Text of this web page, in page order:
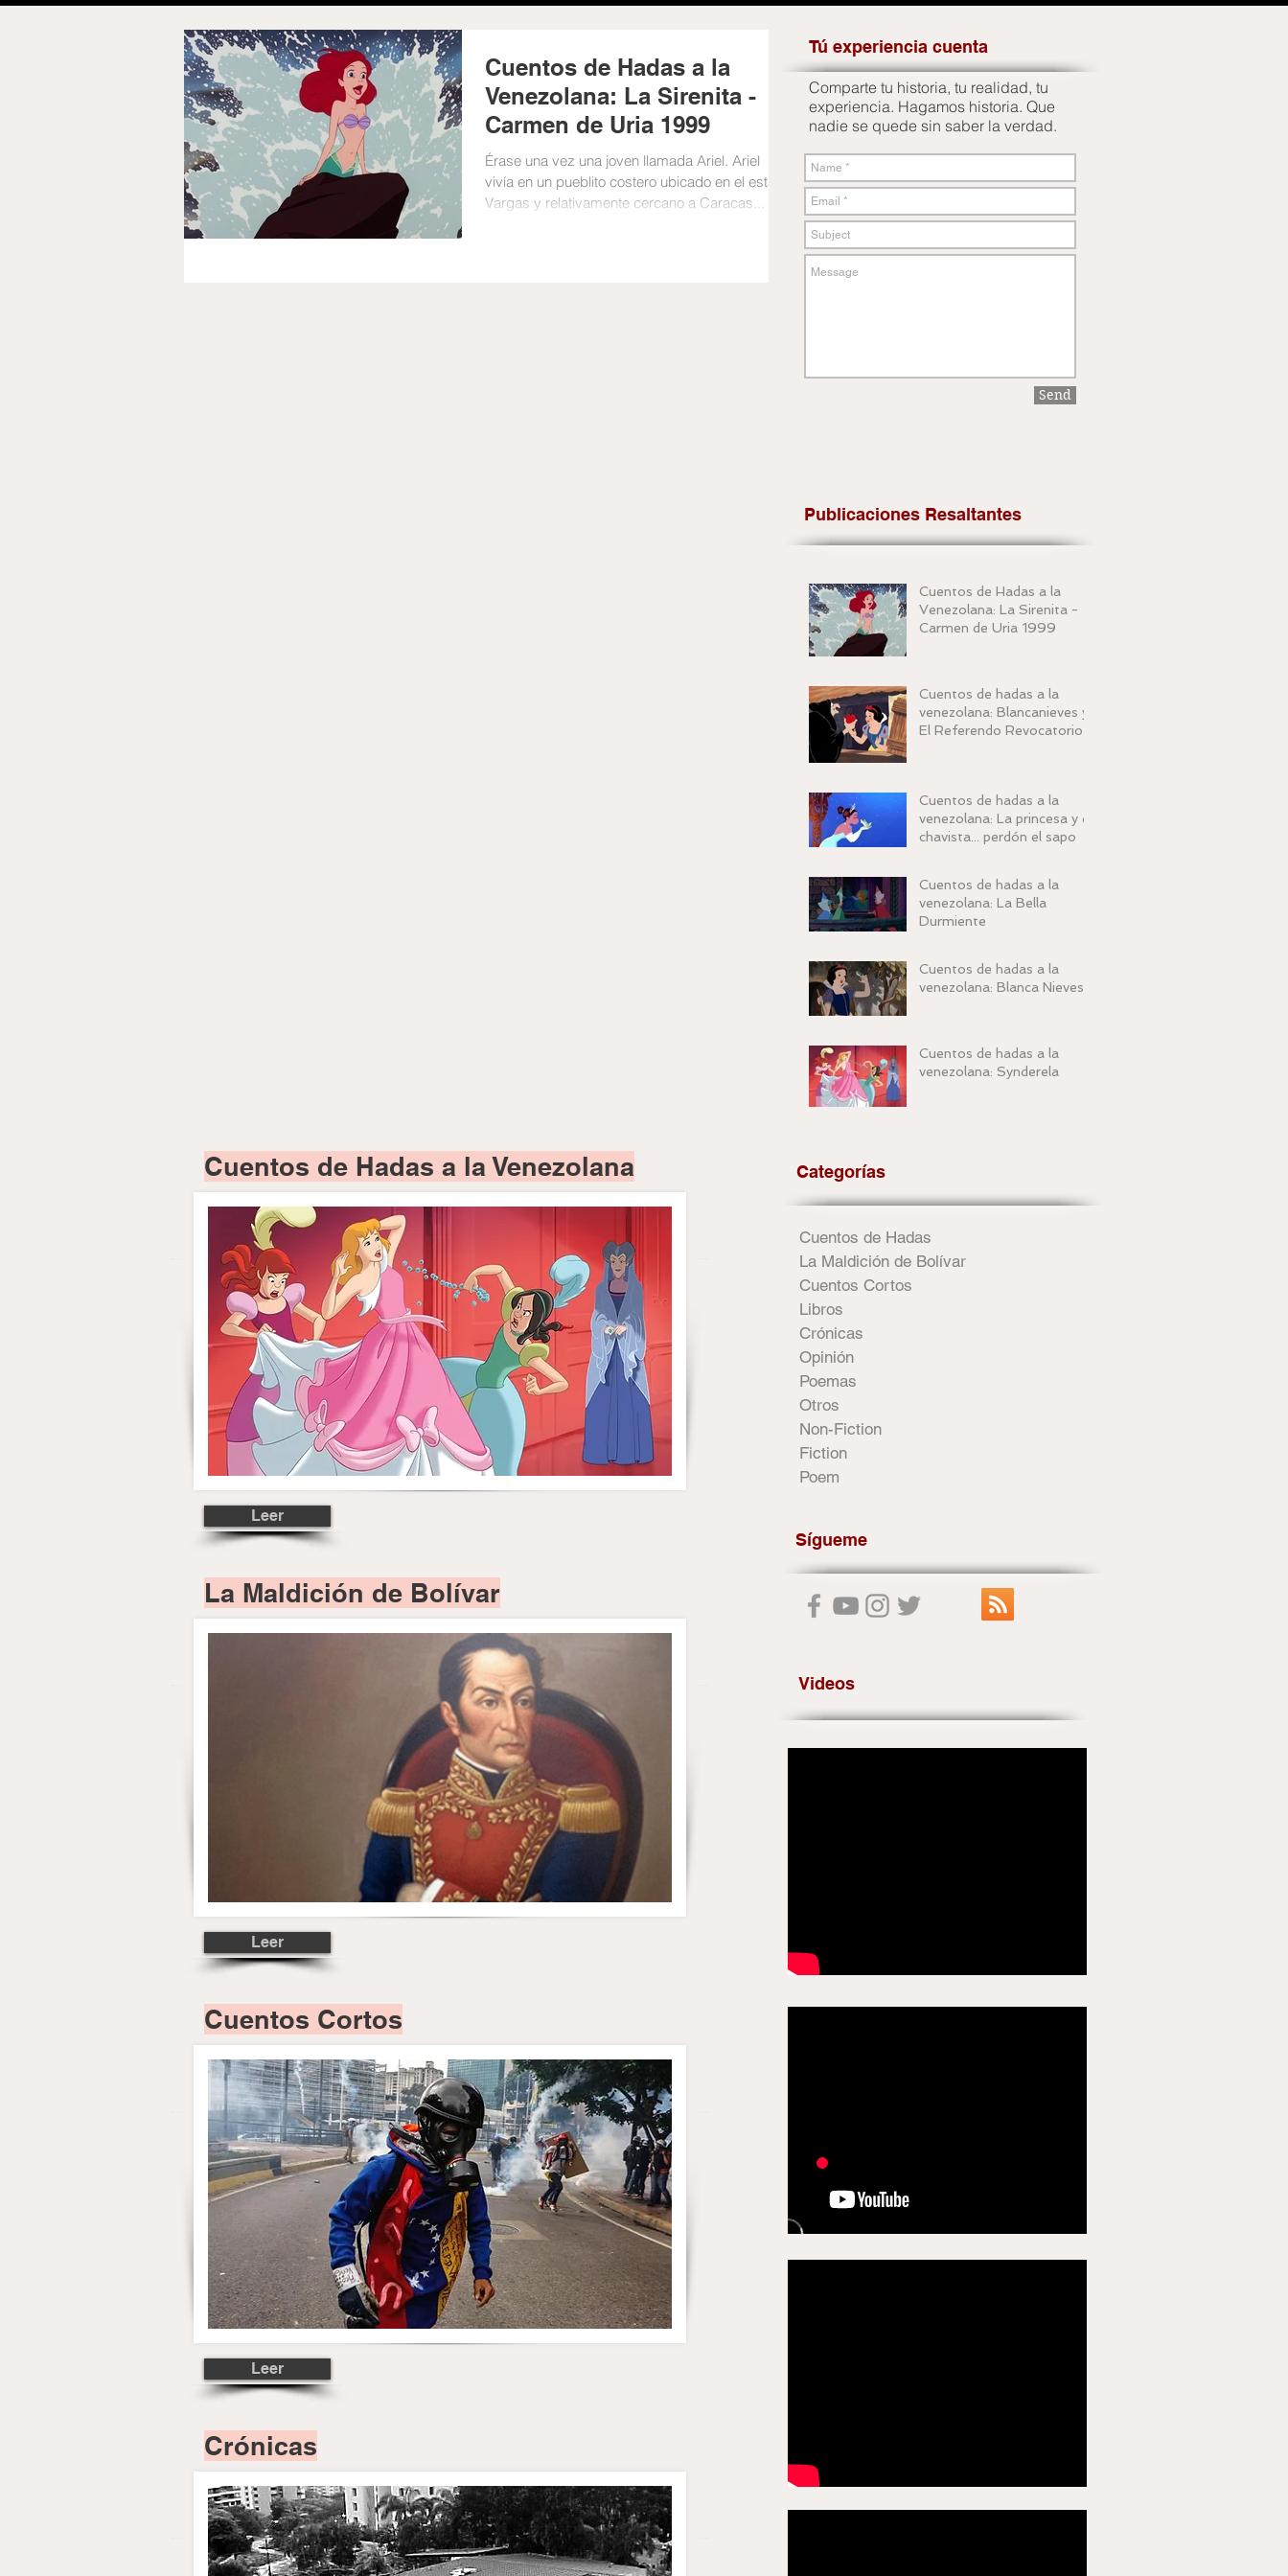
Cuentos de Hadas a la
Venezolana: La Sirenita -
Carmen de Uria 1999
Érase una vez una joven llamada Ariel. Ariel
vivía en un pueblito costero ubicado en el estado
Vargas y relativamente cercano a Caracas...
Tú experiencia cuenta
Comparte tu historia, tu realidad, tu
experiencia. Hagamos historia. Que
nadie se quede sin saber la verdad.
Send
Publicaciones Resaltantes
Cuentos de Hadas a la
Venezolana: La Sirenita -
Carmen de Uria 1999
Cuentos de hadas a la
venezolana: Blancanieves y
El Referendo Revocatorio
Cuentos de hadas a la
venezolana: La princesa y el
chavista... perdón el sapo
Cuentos de hadas a la
venezolana: La Bella
Durmiente
Cuentos de hadas a la
venezolana: Blanca Nieves
Cuentos de hadas a la
venezolana: Synderela
Categorías
Cuentos de Hadas
La Maldición de Bolívar
Cuentos Cortos
Libros
Crónicas
Opinión
Poemas
Otros
Non-Fiction
Fiction
Poem
Sígueme
Videos
Cuentos de Hadas a la Venezolana
Leer
La Maldición de Bolívar
Leer
Cuentos Cortos
Leer
Crónicas